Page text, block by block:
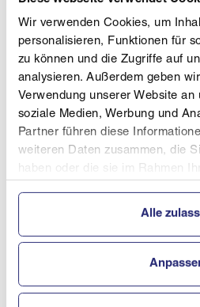
Wir verwenden Cookies, um
personalisieren, Funktionen für
zu können und die Zugriffe auf
analysieren. Außerdem geben
Verwendung unserer Website
soziale Medien, Werbung und
Partner führen diese
weiteren Daten zusammen, die
Alle
zu leben“,bilanziert
Weltcupstarts.
bei der WM 2017 in Lahti im Mixed-